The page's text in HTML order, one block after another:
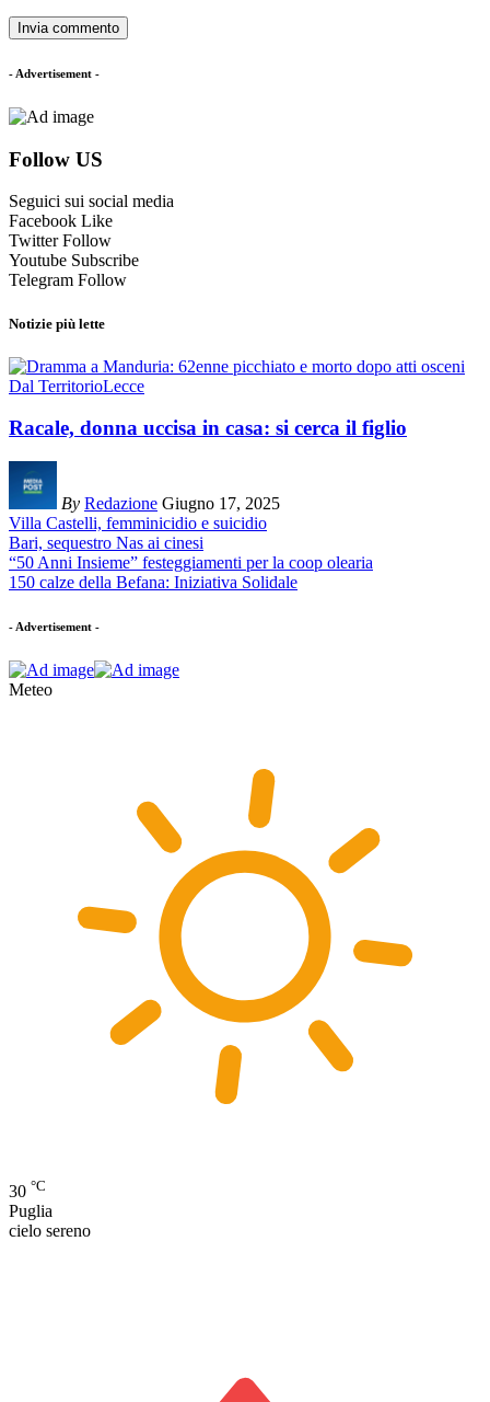
- Advertisement -
Follow US
Seguici sui social media
Facebook Like
Twitter Follow
Youtube Subscribe
Telegram Follow
Notizie più lette
Dal TerritorioLecce
Racale, donna uccisa in casa: si cerca il figlio
By Redazione Giugno 17, 2025
Villa Castelli, femminicidio e suicidio
Bari, sequestro Nas ai cinesi
“50 Anni Insieme” festeggiamenti per la coop olearia
150 calze della Befana: Iniziativa Solidale
- Advertisement -
Meteo
30 °C
Puglia
cielo sereno